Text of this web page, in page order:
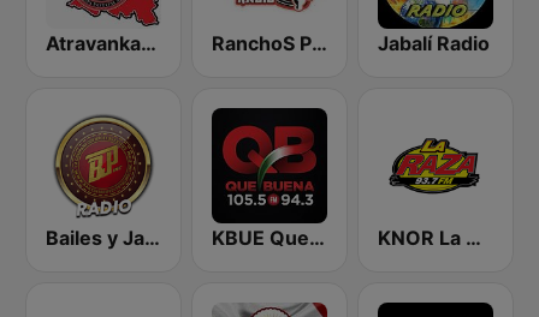
Atravankado Radio RanchoS PotosinoS Radio Jabalí Radio
Bailes y Jaripeos Potosinos KBUE Que Buena 105.5 / 94.3 FM (US Only) KNOR La Raza 93.7 (US Only)